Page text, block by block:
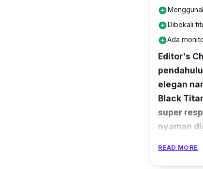
add_circle
add_circleDibekali
add_circleAda
Editor's
elegan
Black
super
nyaman
Perangkat
melingkar
READ MORE